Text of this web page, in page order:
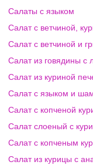
Салаты с языком
Салат с ветчиной,
Салат с ветчиной и
Салат из говядины с
Салат из куриной
Салат с языком и
Салат с копченой
Салат слоеный с
Салат с копченым
Салат из курицы с